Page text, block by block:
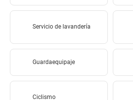
Servicio de lavandería
Guardaequipaje
Ciclismo